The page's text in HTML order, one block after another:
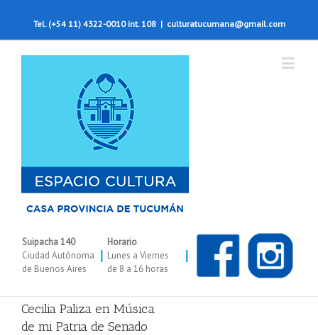
Tel. (+54 11) 4322-0010 int. 108 | culturatucumana@gmail.com
Suipacha 140
Ciudad Autónoma
de Buenos Aires
|
Horario
Lunes a Viernes
de 8 a 16 horas
|
Cecilia Paliza en Música
de mi Patria de Senado